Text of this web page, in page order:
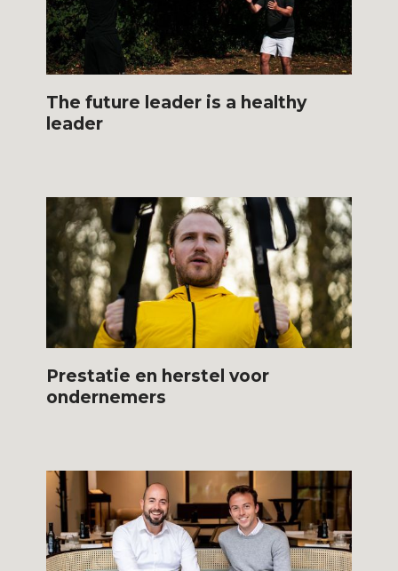
The future leader is a healthy
leader
Prestatie en herstel voor
ondernemers